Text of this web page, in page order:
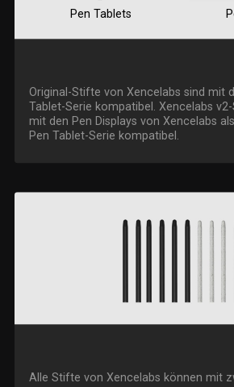
Pen Tablets
Original-Stifte von Xencelabs sind mit
Tablet-Serie kompatibel. Xencelabs
mit den Pen Displays von Xencelabs
Pen Tablet-Serie kompatibel.
Alle Stifte von Xencelabs können mit